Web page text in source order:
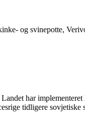
og svinepotte,
har
tidligere sovjetiske